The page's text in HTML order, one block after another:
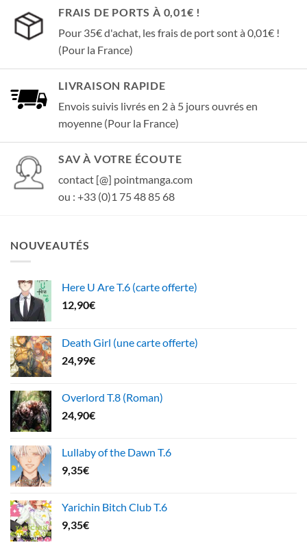
FRAIS DE PORTS À 0,01€ !
Pour 35€ d'achat, les frais de port sont à 0,01€ !
(Pour la France)
LIVRAISON RAPIDE
Envois suivis livrés en 2 à 5 jours ouvrés en
moyenne (Pour la France)
SAV À VOTRE ÉCOUTE
contact [@] pointmanga.com
ou : +33 (0)1 75 48 85 68
NOUVEAUTÉS
Here U Are T.6 (carte offerte)
12,90€
Death Girl (une carte offerte)
24,99€
Overlord T.8 (Roman)
24,90€
Lullaby of the Dawn T.6
9,35€
Yarichin Bitch Club T.6
9,35€